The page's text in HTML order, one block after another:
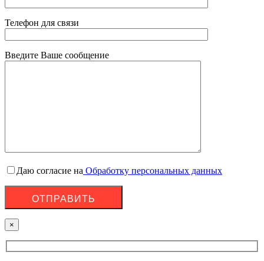
Телефон для связи
Введите Ваше сообщение
Даю согласие на Обработку персональных данных
×